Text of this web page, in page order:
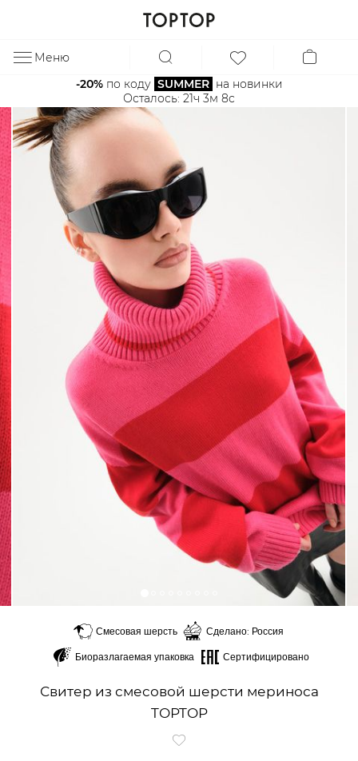
Меню
-20% по коду SUMMER на новинки
Осталось: 21ч 3м 8с
Смесовая шерсть
Сделано: Россия
Биоразлагаемая упаковка
Сертифицировано
Свитер из смесовой шерсти мериноса
TOPTOP